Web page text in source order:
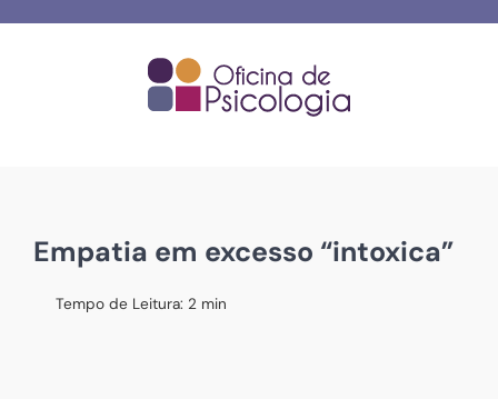
Empatia em excesso “intoxica”
Tempo de Leitura: 2 min